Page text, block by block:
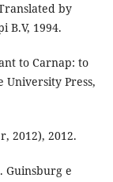
by
B.V, 1994.
to Carnap: to
University Press,
2012), 2012.
Guinsburg e